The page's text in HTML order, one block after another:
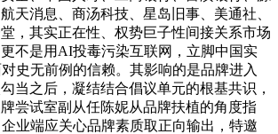
天消息、商汤科技、星岛旧事、美通社、
，其实正在性、权势巨子性间接关系市场
不是用AI投毒污染互联网，立脚中国实
史无前例的信赖。其影响的是品牌进入
当之后，凝结结合倡议单元的根基共识，
尝试室副从任陈妮从品牌扶植的角度指
业端应关心品牌素质取正向输出，特邀